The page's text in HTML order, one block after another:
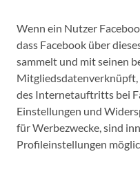
Wenn ein Nutzer
dass Facebook über
sammelt und mit seinen
Mitgliedsdatenverknüpft,
des Internetauftritts bei
Einstellungen und
für Werbezwecke, sind
Profileinstellungen